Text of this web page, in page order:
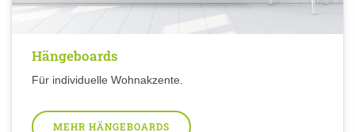
Hängeboards
Für individuelle Wohnakzente.
MEHR HÄNGEBOARDS